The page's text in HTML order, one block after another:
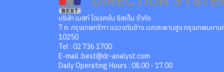
บริษัท เบสท์ ไดเรคชั่น ซิสเต็ม จำกัด
7 ถ. กรุงเทพกรีฑา แขวงทับช้าง เขตสะพานสูง กรุงเทพมหาน
10250
Tel : 02 736 1700
E-mail :best@dr-analyst.com
Daily Operating Hours : 08.00 - 17.00